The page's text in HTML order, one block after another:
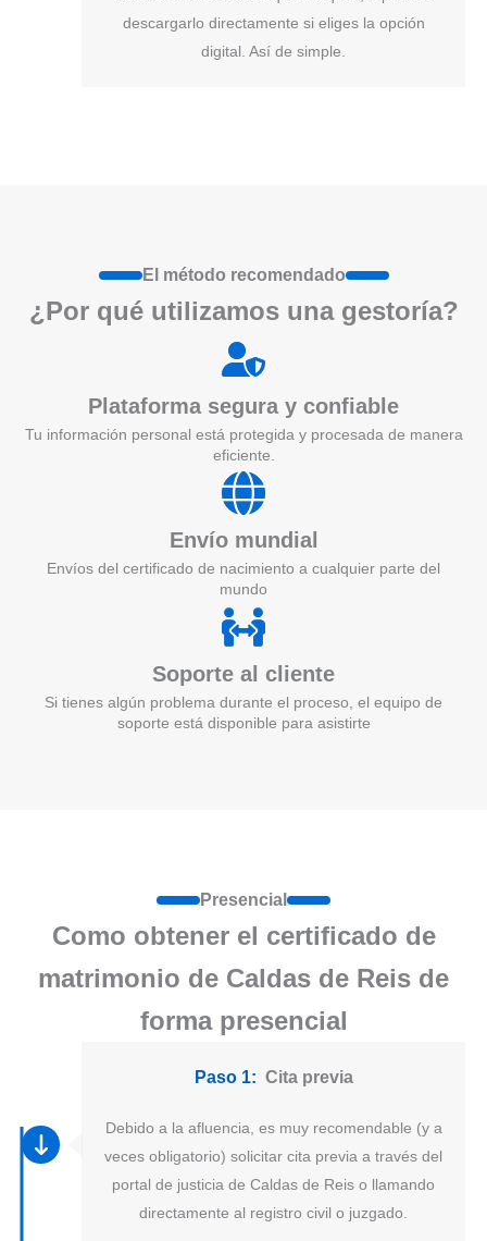
descargarlo directamente si eliges la opción
digital. Así de simple.
El método recomendado
¿Por qué utilizamos una gestoría?
Plataforma segura y confiable
Tu información personal está protegida y procesada de manera
eficiente.
Envío mundial
Envíos del certificado de nacimiento a cualquier parte del
mundo
Soporte al cliente
Si tienes algún problema durante el proceso, el equipo de
soporte está disponible para asistirte
Presencial
Como obtener el certificado de
matrimonio de Caldas de Reis de
forma presencial
Paso 1: Cita previa
Debido a la afluencia, es muy recomendable (y a
veces obligatorio) solicitar cita previa a través del
portal de justicia de Caldas de Reis o llamando
directamente al registro civil o juzgado.